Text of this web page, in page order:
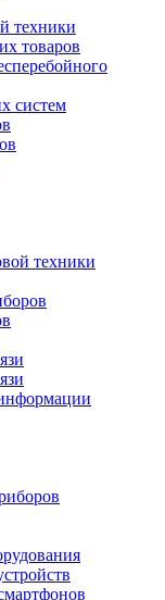
техники
товаров
систем
техники